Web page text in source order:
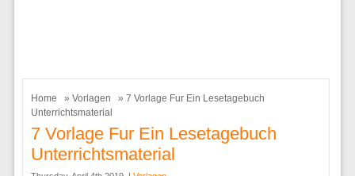
Home » Vorlagen
» 7 Vorlage Fur Ein Lesetagebuch
Unterrichtsmaterial
7 Vorlage Fur Ein Lesetagebuch
Unterrichtsmaterial